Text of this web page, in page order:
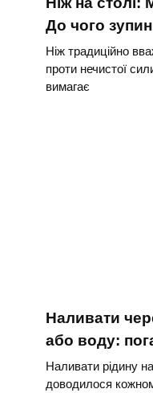
До чого
Ніж традиційно
проти нечистої
вимагає
Наливати
або воду:
Наливати рідину
доводилося